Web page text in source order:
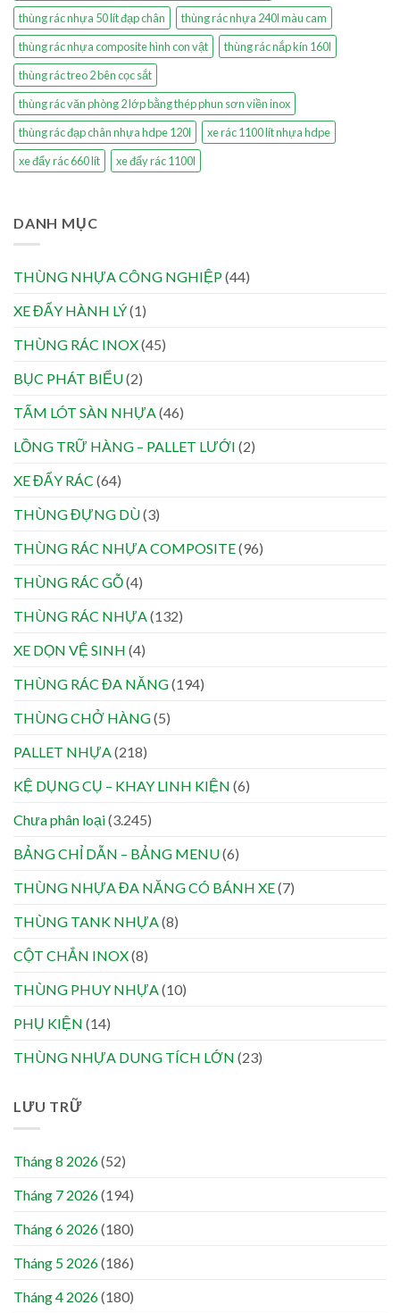
thùng rác nhựa 50 lít đạp chân
thùng rác nhựa 240l màu cam
thùng rác nhựa composite hình con vật
thùng rác nắp kín 160l
thùng rác treo 2 bên cọc sắt
thùng rác văn phòng 2 lớp bằng thép phun sơn viền inox
thùng rác đạp chân nhựa hdpe 120l
xe rác 1100 lít nhựa hdpe
xe đẩy rác 660 lít
xe đẩy rác 1100l
DANH MỤC
THÙNG NHỰA CÔNG NGHIỆP(44)
XE ĐẨY HÀNH LÝ(1)
THÙNG RÁC INOX(45)
BỤC PHÁT BIỂU(2)
TẤM LÓT SÀN NHỰA(46)
LỒNG TRỮ HÀNG – PALLET LƯỚI (2)
XE ĐẨY RÁC (64)
THÙNG ĐỰNG DÙ(3)
THÙNG RÁC NHỰA COMPOSITE(96)
THÙNG RÁC GỖ(4)
THÙNG RÁC NHỰA(132)
XE DỌN VỆ SINH (4)
THÙNG RÁC ĐA NĂNG(194)
THÙNG CHỞ HÀNG(5)
PALLET NHỰA(218)
KỆ DỤNG CỤ – KHAY LINH KIỆN (6)
Chưa phân loại(3.245)
BẢNG CHỈ DẪN – BẢNG MENU(6)
THÙNG NHỰA ĐA NĂNG CÓ BÁNH XE(7)
THÙNG TANK NHỰA(8)
CỘT CHẮN INOX(8)
THÙNG PHUY NHỰA(10)
PHỤ KIỆN (14)
THÙNG NHỰA DUNG TÍCH LỚN (23)
LƯU TRỮ
Tháng 8 2026(52)
Tháng 7 2026(194)
Tháng 6 2026(180)
Tháng 5 2026(186)
Tháng 4 2026(180)